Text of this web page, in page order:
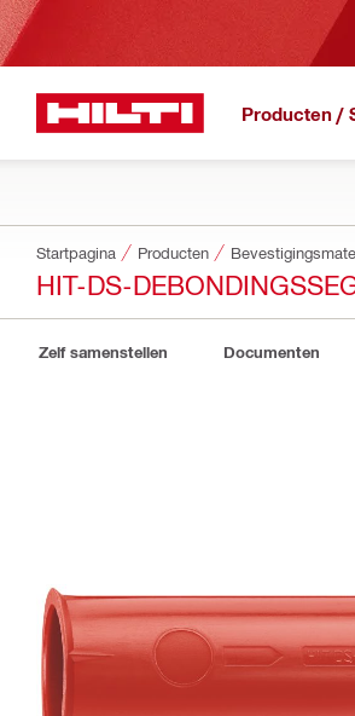
Producten /
Startpagina Producten
HIT-DS-
Zelf samenstellen Documenten